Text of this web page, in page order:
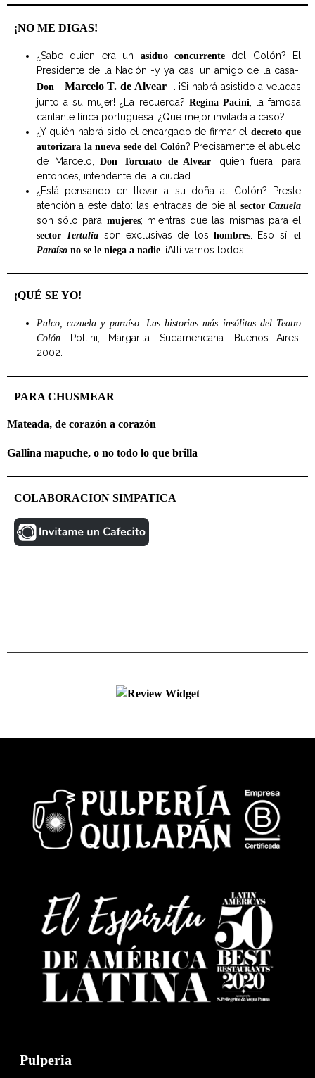
¡NO ME DIGAS!
¿Sabe quien era un asiduo concurrentedel Colón? El
Presidente de la Nación -y ya casi un amigo de la casa-,
Don Marcelo T. de Alvear
. ¡Si habrá asistido a veladas
junto a su mujer! ¿La recuerda? Regina Pacini, la famosa
cantante lírica portuguesa. ¿Qué mejor invitada a caso?
¿Y quién habrá sido el encargado de firmar eldecreto que
autorizara la nueva sede del Colón? Precisamente el abuelo
de Marcelo,Don Torcuato de Alvear; quien fuera, para
entonces, intendente de la ciudad.
¿Está pensando en llevar a su doña al Colón? Preste
atención a este dato: las entradas de pie al sectorCazuela
son sólo para mujeres; mientras que las mismas para el
sector Tertulia son exclusivas de loshombres. Eso sí,el
Paraíso no se le niega a nadie. ¡Allí vamos todos!
¡QUÉ SE YO!
Palco, cazuela y paraíso. Las historias más insólitas del Teatro
Colón. Pollini, Margarita. Sudamericana. Buenos Aires,
2002.
PARA CHUSMEAR
Mateada, de corazón a corazón
Gallina mapuche, o no todo lo que brilla
COLABORACION SIMPATICA
Pulperia